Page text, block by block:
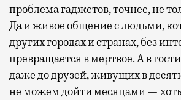
проблема гаджетов, точнее, не
Да и живое общение с людьми,
других городах и странах, без
превращается в мертвое. А в
даже до друзей, живущих в
не можем дойти месяцами —